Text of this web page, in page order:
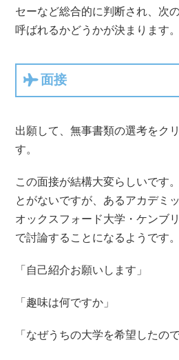
セーなど総合的に判断され、次
呼ばれるかどうかが決まります。
面接
出願して、無事書類の選考をク
す。
この面接が結構大変らしいです
とがないですが、あるアカデミ
オックスフォード大学・ケンブ
で討論することになるようです。
「自己紹介お願いします」
「趣味は何ですか」
「なぜうちの大学を希望したの